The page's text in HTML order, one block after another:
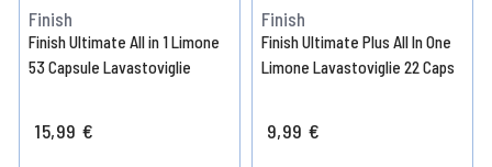
Finish
Finish Ultimate All in 1 Limone
53 Capsule Lavastoviglie
15,99 €
Finish
Finish Ultimate Plus All In One
Limone Lavastoviglie 22 Caps
9,99 €